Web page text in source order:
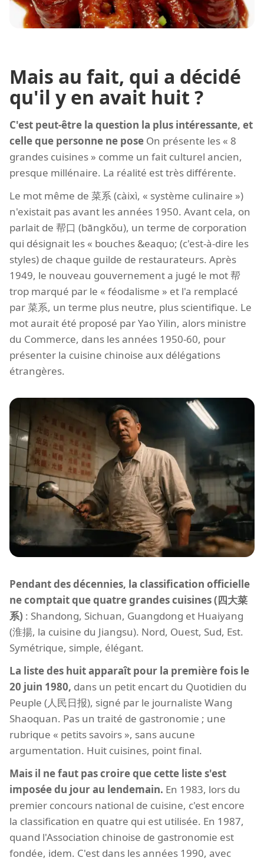
Mais au fait, qui a décidé
qu'il y en avait huit ?
C'est peut-être la question la plus intéressante, et
celle que personne ne pose On présente les « 8
grandes cuisines » comme un fait culturel ancien,
presque millénaire. La réalité est très différente.
Le mot même de 菜系 (càixì, « système culinaire »)
n'existait pas avant les années 1950. Avant cela, on
parlait de 帮口 (bāngkǒu), un terme de corporation
qui désignait les « bouches &eaquo; (c'est-à-dire les
styles) de chaque guilde de restaurateurs. Après
1949, le nouveau gouvernement a jugé le mot 帮
trop marqué par le « féodalisme » et l'a remplacé
par 菜系, un terme plus neutre, plus scientifique. Le
mot aurait été proposé par Yao Yilin, alors ministre
du Commerce, dans les années 1950-60, pour
présenter la cuisine chinoise aux délégations
étrangères.
Pendant des décennies, la classification officielle
ne comptait que quatre grandes cuisines (四大菜
系) : Shandong, Sichuan, Guangdong et Huaiyang
(淮揚, la cuisine du Jiangsu). Nord, Ouest, Sud, Est.
Symétrique, simple, élégant.
La liste des huit apparaît pour la première fois le
20 juin 1980, dans un petit encart du Quotidien du
Peuple (人民日报), signé par le journaliste Wang
Shaoquan. Pas un traité de gastronomie ; une
rubrique « petits savoirs », sans aucune
argumentation. Huit cuisines, point final.
Mais il ne faut pas croire que cette liste s'est
imposée du jour au lendemain. En 1983, lors du
premier concours national de cuisine, c'est encore
la classification en quatre qui est utilisée. En 1987,
quand l'Association chinoise de gastronomie est
fondée, idem. C'est dans les années 1990, avec